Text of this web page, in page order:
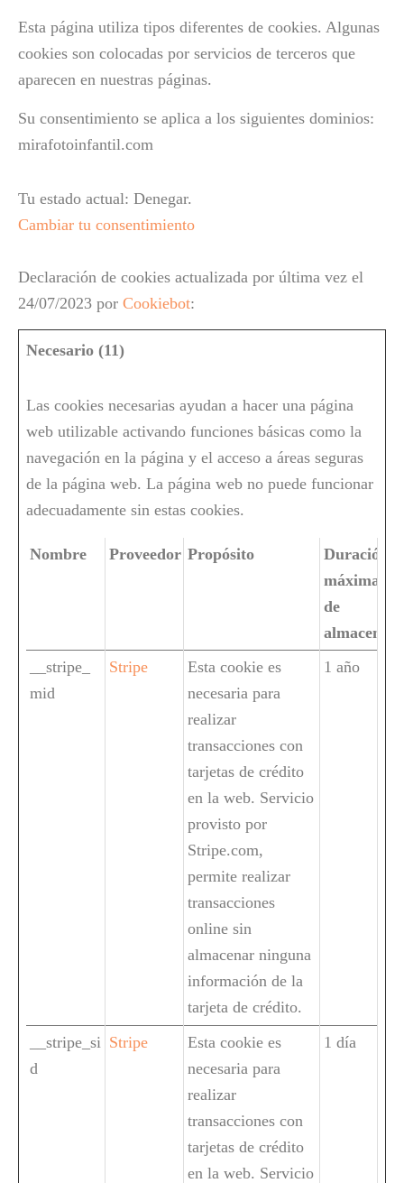
Esta página utiliza tipos diferentes de cookies. Algunas
cookies son colocadas por servicios de terceros que
aparecen en nuestras páginas.
Su consentimiento se aplica a los siguientes dominios:
mirafotoinfantil.com
Tu estado actual: Denegar.
Cambiar tu consentimiento
Declaración de cookies actualizada por última vez el
24/07/2023 por Cookiebot:
Necesario (11)
Las cookies necesarias ayudan a hacer una página
web utilizable activando funciones básicas como la
navegación en la página y el acceso a áreas seguras
de la página web. La página web no puede funcionar
adecuadamente sin estas cookies.
Nombre Proveedor Propósito
Duración
máxima
de
__stripe_
mid
Stripe
Esta cookie es
necesaria para
realizar
transacciones con
tarjetas de crédito
en la web. Servicio
provisto por
Stripe.com,
permite realizar
transacciones
online sin
almacenar ninguna
información de la
tarjeta de crédito.
1 año
__stripe_si
d
Stripe
Esta cookie es
necesaria para
realizar
transacciones con
tarjetas de crédito
en la web. Servicio
1 día